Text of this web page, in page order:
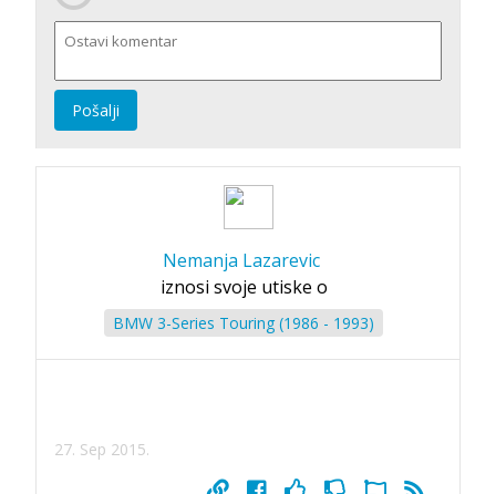
Pošalji
Nemanja Lazarevic
iznosi svoje utiske o
BMW 3-Series Touring (1986 - 1993)
27. Sep 2015.